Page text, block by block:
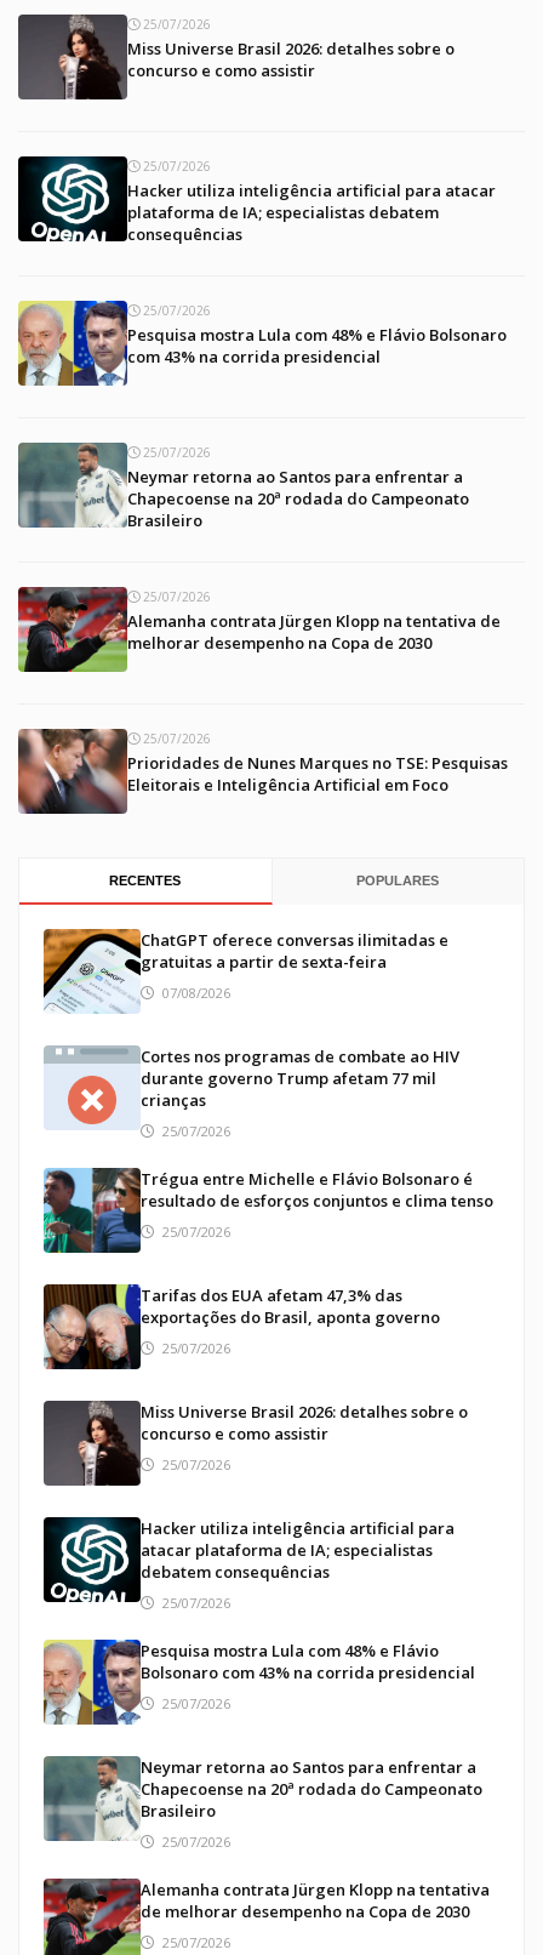
25/07/2026
Miss Universe Brasil 2026: detalhes sobre o
concurso e como assistir
25/07/2026
Hacker utiliza inteligência artificial para atacar
plataforma de IA; especialistas debatem
consequências
25/07/2026
Pesquisa mostra Lula com 48% e Flávio Bolsonaro
com 43% na corrida presidencial
25/07/2026
Neymar retorna ao Santos para enfrentar a
Chapecoense na 20ª rodada do Campeonato
Brasileiro
25/07/2026
Alemanha contrata Jürgen Klopp na tentativa de
melhorar desempenho na Copa de 2030
25/07/2026
Prioridades de Nunes Marques no TSE: Pesquisas
Eleitorais e Inteligência Artificial em Foco
RECENTES POPULARES
ChatGPT oferece conversas ilimitadas e
gratuitas a partir de sexta-feira
07/08/2026
Cortes nos programas de combate ao HIV
durante governo Trump afetam 77 mil
crianças
25/07/2026
Trégua entre Michelle e Flávio Bolsonaro é
resultado de esforços conjuntos e clima tenso
25/07/2026
Tarifas dos EUA afetam 47,3% das
exportações do Brasil, aponta governo
25/07/2026
Miss Universe Brasil 2026: detalhes sobre o
concurso e como assistir
25/07/2026
Hacker utiliza inteligência artificial para
atacar plataforma de IA; especialistas
debatem consequências
25/07/2026
Pesquisa mostra Lula com 48% e Flávio
Bolsonaro com 43% na corrida presidencial
25/07/2026
Neymar retorna ao Santos para enfrentar a
Chapecoense na 20ª rodada do Campeonato
Brasileiro
25/07/2026
Alemanha contrata Jürgen Klopp na tentativa
de melhorar desempenho na Copa de 2030
25/07/2026